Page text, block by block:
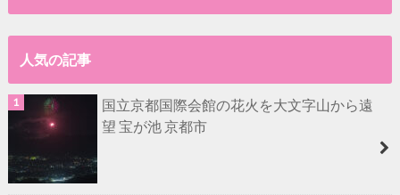
人気の記事
国立京都国際会館の花火を大文字山から遠
望 宝が池 京都市